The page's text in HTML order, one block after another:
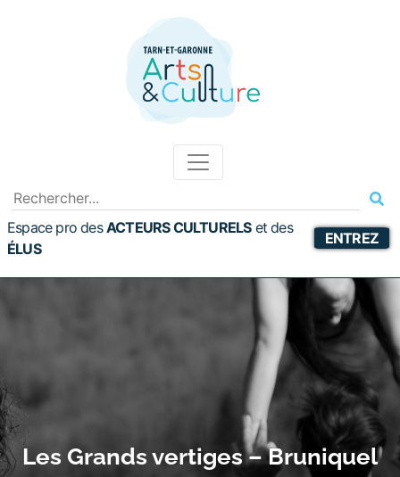
Espace pro desACTEURS CULTURELS etdes
ÉLUS
ENTREZ
Les Grands vertiges – Bruniquel